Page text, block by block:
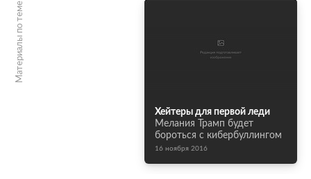
Материалы по теме
Хейтеры для первой леди
Мелания Трамп будет
бороться с кибербуллингом
16 ноября 2016